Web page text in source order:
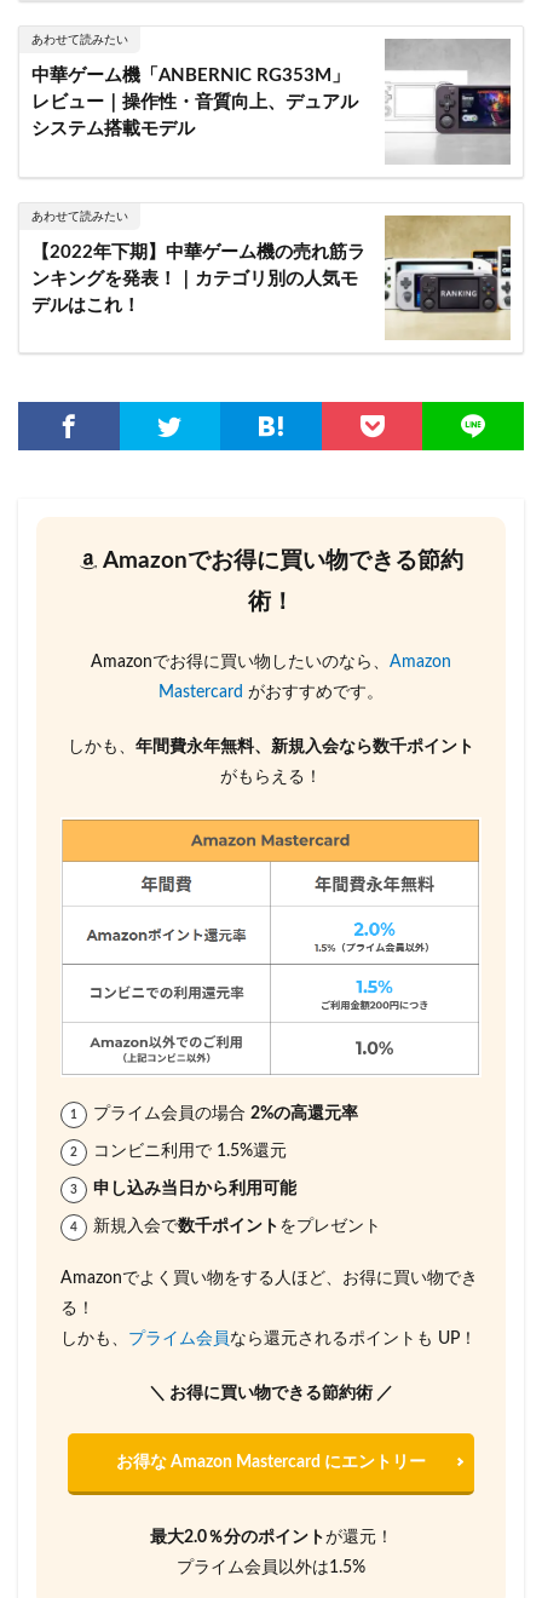
あわせて読みたい
中華ゲーム機「ANBERNIC RG353M」
レビュー｜操作性・音質向上、デュアル
システム搭載モデル
あわせて読みたい
【2022年下期】中華ゲーム機の売れ筋ラ
ンキングを発表！｜カテゴリ別の人気モ
デルはこれ！
Amazonでお得に買い物できる節約
術！
Amazonでお得に買い物したいのなら、 Amazon
Mastercard がおすすめです。
しかも、 年間費永年無料、新規入会なら数千ポイント
がもらえる！
プライム会員の場合 2%の高還元率
コンビニ利用で 1.5%還元
申し込み当日から利用可能
新規入会で数千ポイント をプレゼント
Amazonでよく買い物をする人ほど、お得に買い物でき
る！
しかも、 プライム会員 なら還元されるポイントも UP！
＼ お得に買い物できる節約術 ／
お得な Amazon Mastercard にエントリー
最大2.0％分のポイントが還元！
プライム会員以外は1.5%